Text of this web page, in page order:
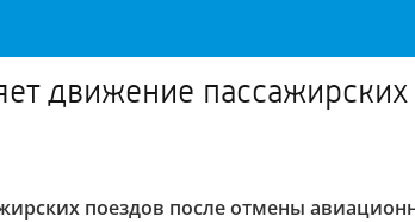
движение
поездов после отмены